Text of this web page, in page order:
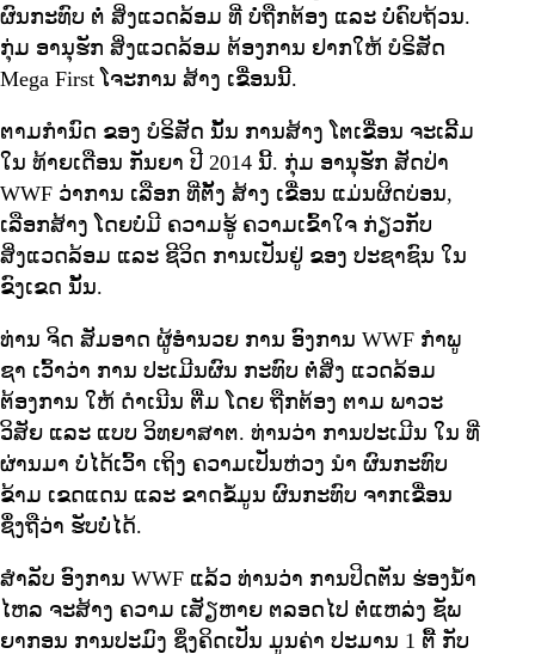
ຜົນກະທົບ ຕໍ່ ສິ່ງແວດລ້ອມ ທີ່ ບໍ່ຖືກຕ້ອງ ແລະ ບໍ່ຄົບຖ້ວນ.
ກຸ່ມ ອານຸຮັກ ສິ່ງແວດລ້ອມ ຕ້ອງການ ຢາກໃຫ້ ບໍຣິສັດ
Mega First ໂຈະການ ສ້າງ ເຂື່ອນນີ້.
ຕາມກໍານົດ ຂອງ ບໍຣິສັດ ນັ້ນ ການສ້າງ ໂຕເຂື່ອນ ຈະເລີ້ມ
ໃນ ທ້າຍເດືອນ ກັນຍາ ປີ 2014 ນີ້. ກຸ່ມ ອານຸຮັກ ສັດປ່າ
WWF ວ່າການ ເລືອກ ທີ່ຕັ້ງ ສ້າງ ເຂື່ອນ ແມ່ນຜິດບ່ອນ,
ເລືອກສ້າງ ໂດຍບໍ່ມີ ຄວາມຮູ້ ຄວາມເຂົ້າໃຈ ກ່ຽວກັບ
ສິ່ງແວດລ້ອມ ແລະ ຊີວິດ ການເປັນຢູ່ ຂອງ ປະຊາຊົນ ໃນ
ຂົງເຂດ ນັ້ນ.
ທ່ານ ຈິດ ສັມອາດ ຜູ້ອໍານວຍ ການ ອົງການ WWF ກໍາພູ
ຊາ ເວົ້າວ່າ ການ ປະເມີນຜົນ ກະທົບ ຕໍ່ສິ່ງ ແວດລ້ອມ
ຕ້ອງການ ໃຫ້ ດໍາເນີນ ຕື່ມ ໂດຍ ຖືກຕ້ອງ ຕາມ ພາວະ
ວິສັຍ ແລະ ແບບ ວິທຍາສາຕ. ທ່ານວ່າ ການປະເມີນ ໃນ ທີ່
ຜ່ານມາ ບໍ່ໄດ້ເວົ້າ ເຖິງ ຄວາມເປັນຫ່ວງ ນໍາ ຜົນກະທົບ
ຂ້າມ ເຂດແດນ ແລະ ຂາດຂໍ້ມູນ ຜົນກະທົບ ຈາກເຂື່ອນ
ຊຶ່ງຖືວ່າ ຮັບບໍ່ໄດ້.
ສໍາລັບ ອົງການ WWF ແລ້ວ ທ່ານວ່າ ການປິດຕັນ ຮ່ອງນໍ້າ
ໄຫລ ຈະສ້າງ ຄວາມ ເສັຽຫາຍ ຕລອດໄປ ຕໍ່ແຫລ່ງ ຊັພ
ຍາກອນ ການປະມົງ ຊຶ່ງຄິດເປັນ ມູນຄ່າ ປະມານ 1 ຕື້ ກັບ